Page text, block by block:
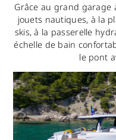
Grâce au grand garage
jouets nautiques, à la
skis, à la passerelle
échelle de bain
le pont